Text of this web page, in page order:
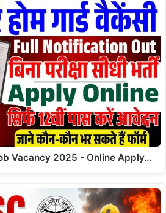
Vacancy 2025 - Online Apply…